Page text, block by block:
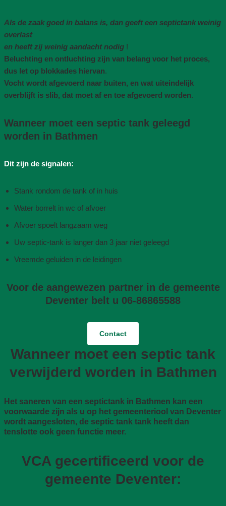
Als de zaak goed in balans is, dan geeft een septictank weinig
overlast
en heeft zij weinig aandacht nodig !
Beluchting en ontluchting zijn van belang voor het proces,
dus let op blokkades hiervan.
Vocht wordt afgevoerd naar buiten, en wat uiteindelijk
overblijft is slib, dat moet af en toe afgevoerd worden.
Wanneer moet een septic tank geleegd
worden in Bathmen
Dit zijn de signalen:
Stank rondom de tank of in huis
Water borrelt in wc of afvoer
Afvoer spoelt langzaam weg
Uw septic-tank is langer dan 3 jaar niet geleegd
Vreemde geluiden in de leidingen
Voor de aangewezen partner in de gemeente
Deventer belt u 06-86865588
Contact
Wanneer moet een septic tank
verwijderd worden in Bathmen
Het saneren van een septictank in Bathmen kan een
voorwaarde zijn als u op het gemeenteriool van Deventer
wordt aangesloten, de septic tank tank heeft dan
tenslotte ook geen functie meer.
VCA gecertificeerd voor de
gemeente Deventer: